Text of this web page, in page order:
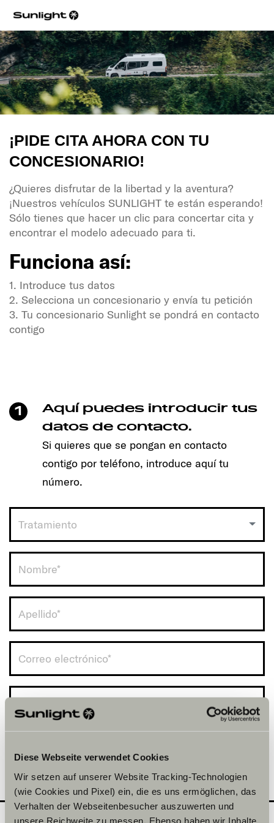
Diese Webseite verwendet Cookies
Wir setzen auf unserer Website Tracking-Technologien
(wie Cookies und Pixel) ein, die es uns ermöglichen, das
Verhalten der Webseitenbesucher auszuwerten und
unsere Reichweite zu messen. Ebenso haben wir Inhalte
¡PIDE CITA AHORA CON TU
CONCESIONARIO!
¿Quieres disfrutar de la libertad y la aventura?
¡Nuestros vehículos SUNLIGHT te están esperando!
Sólo tienes que hacer un clic para concertar cita y
encontrar el modelo adecuado para ti.
Funciona así:
1. Introduce tus datos
2. Selecciona un concesionario y envía tu petición
3. Tu concesionario Sunlight se pondrá en contacto
contigo
Funciona así:
1. Introduce tus datos
2. Selecciona un concesionario y envía tu petición
3. Tu concesionario Sunlight se pondrá en contacto
1
Aquí puedes introducir tus
datos de contacto.
Si quieres que se pongan en contacto
contigo por teléfono, introduce aquí tu
número.
Tratamiento